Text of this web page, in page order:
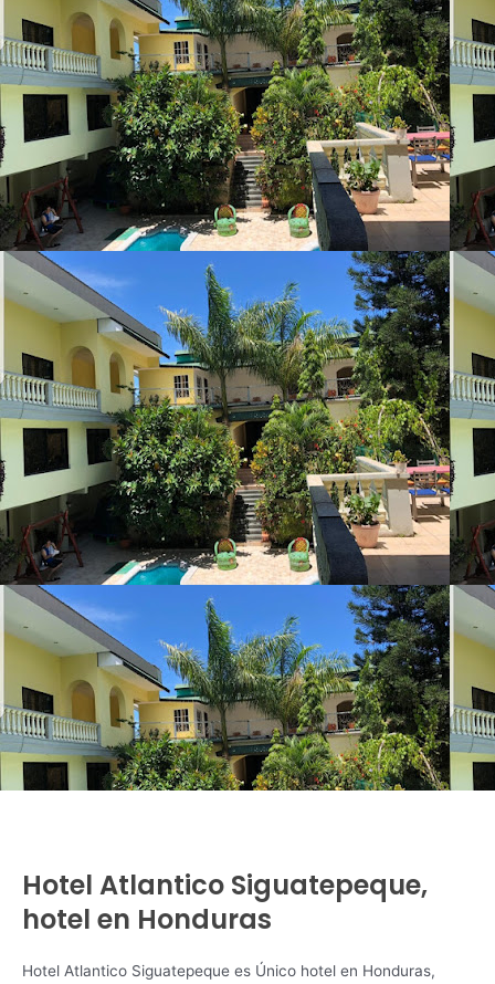
Hotel Atlantico Siguatepeque,
hotel en Honduras
Hotel Atlantico Siguatepeque es Único hotel en Honduras,